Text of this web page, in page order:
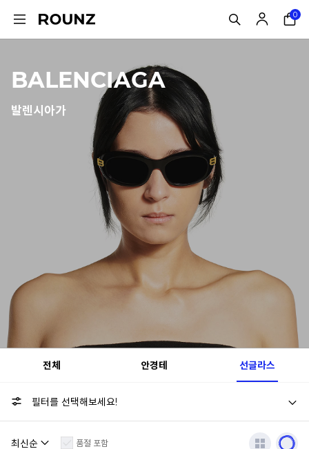
0
BALENCIAGA
발렌시아가
전체 안경테 선글라스
필터를 선택해보세요!
품절 포함